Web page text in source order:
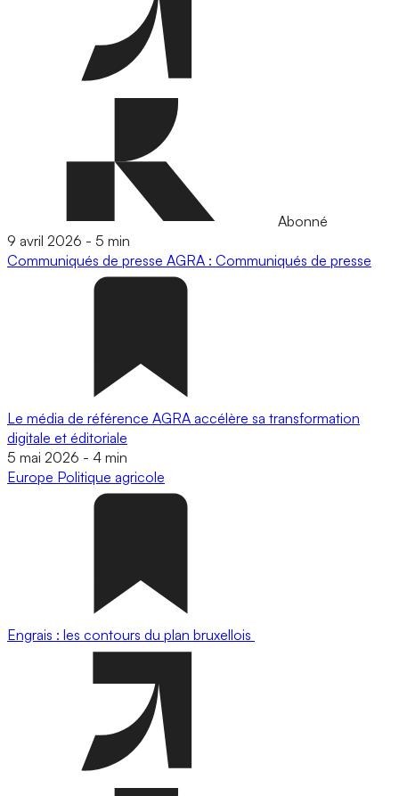
Abonné
9 avril 2026 - 5 min
Communiqués de presse AGRA : Communiqués de presse
Le média de référence AGRA accélère sa transformation
digitale et éditoriale
5 mai 2026 - 4 min
Europe Politique agricole
Engrais : les contours du plan bruxellois